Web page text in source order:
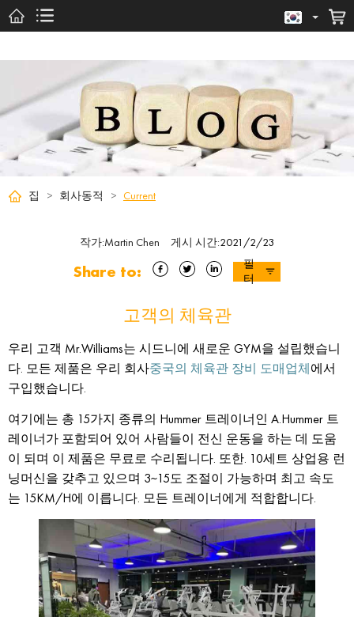
집 > 회사동적 > Current
작가:Martin Chen 게시 시간:2021/2/23
Share to:
필
터
고객의 체육관
우리 고객 Mr.Williams는 시드니에 새로운 GYM을 설립했습니
다. 모든 제품은 우리 회사중국의 체육관 장비 도매업체에서
구입했습니다.
여기에는 총 15가지 종류의 Hummer 트레이너인 A.Hummer 트
레이너가 포함되어 있어 사람들이 전신 운동을 하는 데 도움
이 되며 이 제품은 무료로 수리됩니다. 또한. 10세트 상업용 런
닝머신을 갖추고 있으며 3~15도 조절이 가능하며 최고 속도
는 15KM/H에 이릅니다. 모든 트레이너에게 적합합니다.